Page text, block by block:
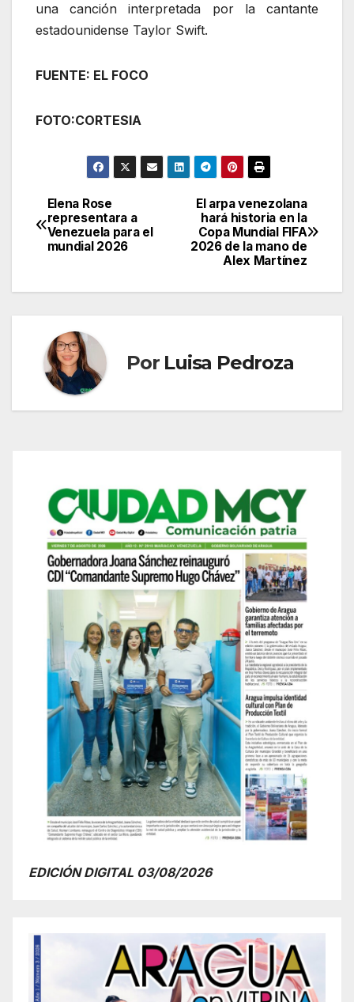
una canción interpretada por la cantante
estadounidense Taylor Swift.
FUENTE: EL FOCO
FOTO:CORTESIA
Navegación
de
El arpa venezolana
hará historia en la
Copa Mundial FIFA
2026 de la mano de
Alex Martínez
Elena Rose
representara a
Venezuela para el
mundial 2026
Por Luisa Pedroza
EDICIÓN DIGITAL 03/08/2026